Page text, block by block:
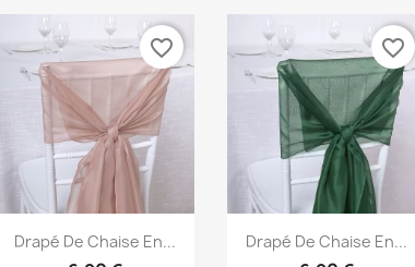
Aperçu rapide
Drapé De Chaise En...
favorite_border
Aperçu rapide
Drapé De Chaise En...
favorite_border